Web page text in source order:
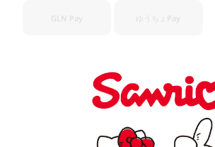
GLN Pay ゆうちょ Pay